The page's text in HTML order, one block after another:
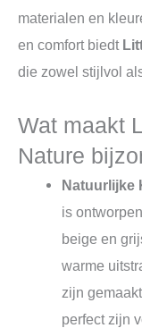
materialen en
en comfort biedt
die zowel stijlvol
Wat maakt
Nature
Natuurlijke
is
beige en
warme
zijn
perfect zijn